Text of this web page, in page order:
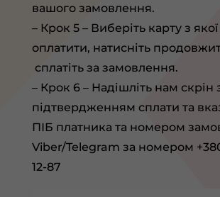
вашого замовлення.
– Крок 5 – Виберіть карту з
оплатити, натисніть
сплатіть за замовлення.
– Крок 6 – Надішліть нам скрін
підтвердженням сплати та
ПІБ платника та номером
Viber/Telegram за номером
12-87